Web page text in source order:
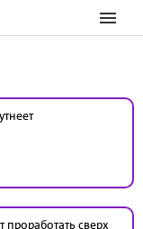
сверх